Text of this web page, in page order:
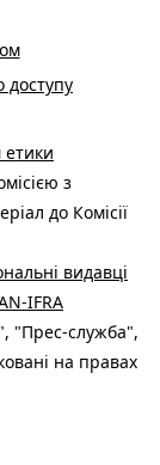
доступу
етики
з
до Комісії
видавці
IFRA
"Прес-служба",
на правах